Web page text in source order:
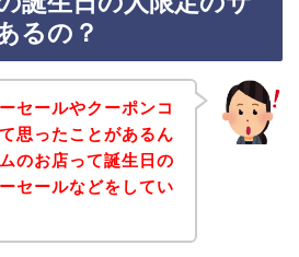
るの？
セールやクーポンコ
思ったことがあるん
のお店って誕生日の
セールなどをしてい